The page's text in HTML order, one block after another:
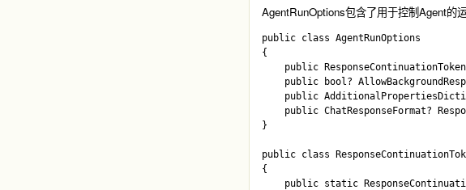
AgentRunOptions包含了用于控制Agent的
public class AgentRunOptions
{
public
public bool?
public
public ChatResponseFormat?
}
public class
{
public static